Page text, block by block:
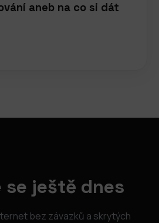
aneb na co si dát
ještě dnes
bez závazků a skrytých